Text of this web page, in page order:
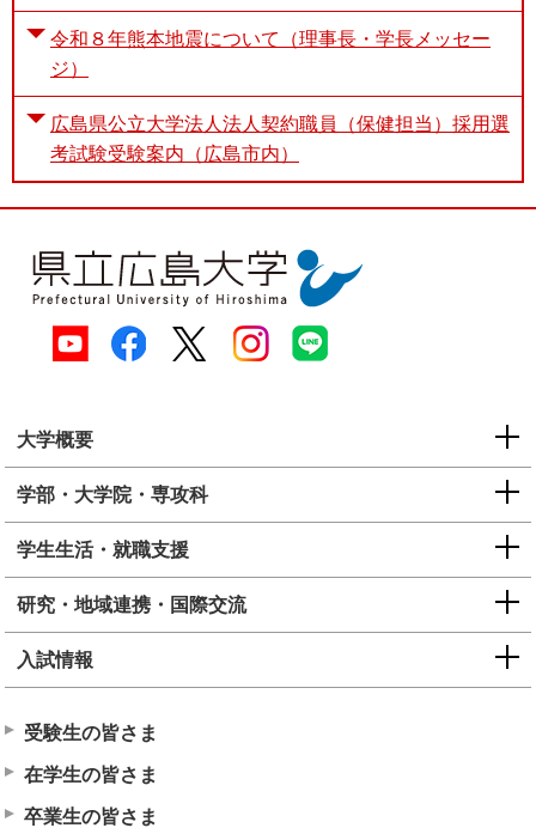
令和８年熊本地震について（理事長・学長メッセー
ジ）
広島県公立大学法人法人契約職員（保健担当）採用選
考試験受験案内（広島市内）
大学概要
学部・大学院・専攻科
学生生活・就職支援
研究・地域連携・国際交流
入試情報
受験生の皆さま
在学生の皆さま
卒業生の皆さま